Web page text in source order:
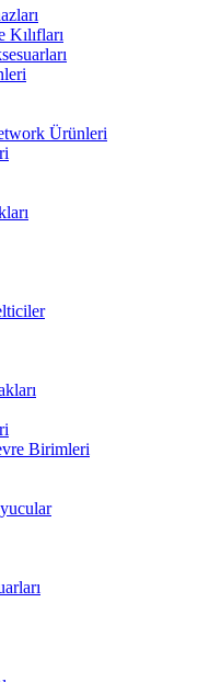
Ürünleri
Birimleri